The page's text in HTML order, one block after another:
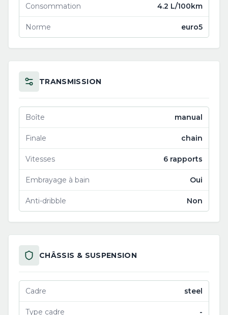
Consommation 4.2 L/100km
Norme euro5
TRANSMISSION
Boîte manual
Finale chain
Vitesses 6 rapports
Embrayage à bain Oui
Anti-dribble Non
CHÂSSIS & SUSPENSION
Cadre steel
Type cadre -